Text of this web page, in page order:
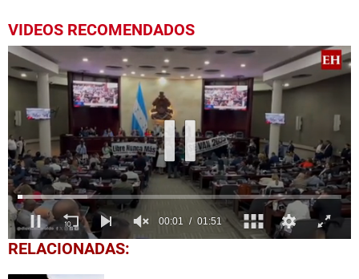
VIDEOS RECOMENDADOS
0
seconds
RELACIONADAS: